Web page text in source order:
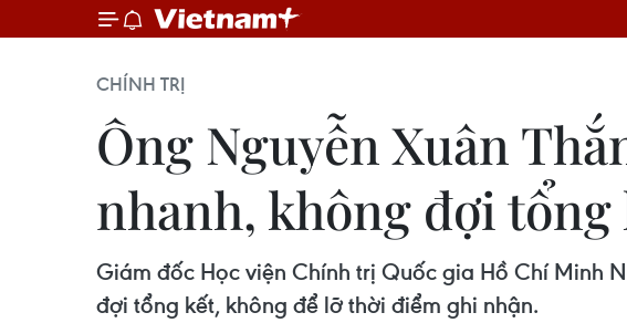
CHÍNH TRỊ
Ông Nguyễn Xuân
nhanh, không đợi tổng
Giám đốc Học viện Chính trị Quốc gia Hồ Chí Minh
đợi tổng kết, không để lỡ thời điểm ghi nhận.